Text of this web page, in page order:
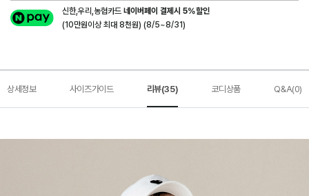
신한,우리,농협카드네이버페이 결제시 5%할인
(10만원이상 최대 8천원) (8/5~8/31)
상세정보 사이즈가이드 리뷰(35) 코디상품 Q&A(0)